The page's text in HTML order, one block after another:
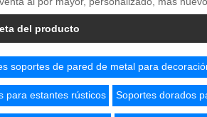
del producto
soportes de pared de metal para
para estantes rústicos Soportes dorados